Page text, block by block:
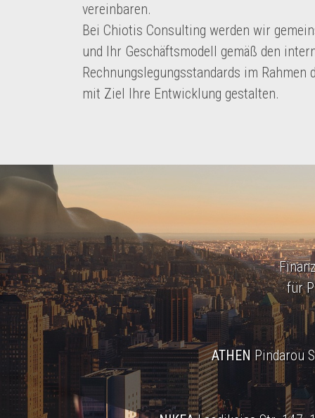
vereinbaren.
Bei Chiotis Consulting werden wir
und Ihr Geschäftsmodell gemäß den
Rechnungslegungsstandards im Rahmen
mit Ziel Ihre Entwicklung gestalten.
für
ATHEN Pindarou